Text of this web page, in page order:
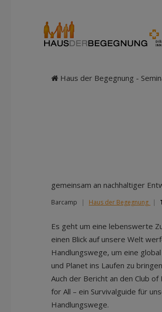
Haus der Begegnung -
gemeinsam an nachhaltiger
Barcamp | Haus der Begegnung |
Es geht um eine lebenswerte
einen Blick auf unsere Welt
Handlungswege, um eine
und Planet ins Laufen zu
Auch der Bericht an den Club
for All – ein Survivalguide für
Handlungswege.